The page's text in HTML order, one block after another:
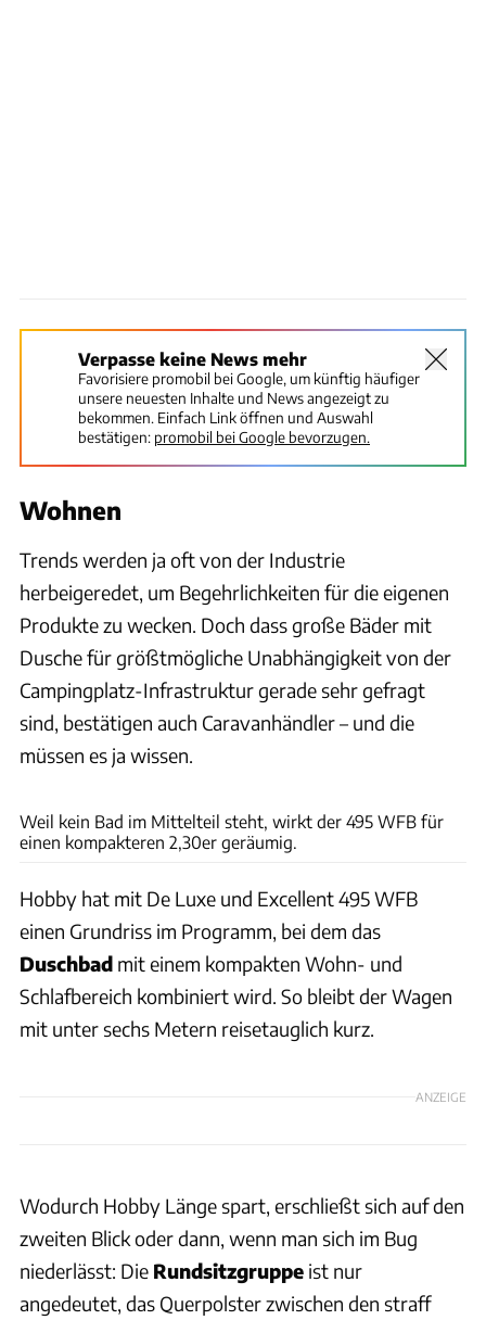
Verpasse keine News mehr
Favorisiere promobil bei Google, um künftig häufiger
unsere neuesten Inhalte und News angezeigt zu
bekommen. Einfach Link öffnen und Auswahl
bestätigen: promobil bei Google bevorzugen.
Wohnen
Trends werden ja oft von der Industrie
herbeigeredet, um Begehrlichkeiten für die eigenen
Produkte zu wecken. Doch dass große Bäder mit
Dusche für größtmögliche Unabhängigkeit von der
Campingplatz-Infrastruktur gerade sehr gefragt
sind, bestätigen auch Caravanhändler – und die
müssen es ja wissen.
Weil kein Bad im Mittelteil steht, wirkt der 495 WFB für
einen kompakteren 2,30er geräumig.
Hobby hat mit De Luxe und Excellent 495 WFB
einen Grundriss im Programm, bei dem das
Duschbad mit einem kompakten Wohn- und
Schlafbereich kombiniert wird. So bleibt der Wagen
mit unter sechs Metern reisetauglich kurz.
ANZEIGE
Wodurch Hobby Länge spart, erschließt sich auf den
zweiten Blick oder dann, wenn man sich im Bug
niederlässt: Die Rundsitzgruppe ist nur
angedeutet, das Querpolster zwischen den straff